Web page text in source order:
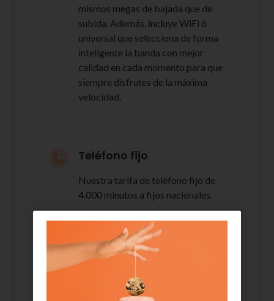
mismos megas de bajada que de
subida. Además, incluye WiFi 6
universal que selecciona de forma
inteligente la banda con mejor
calidad en cada momento para que
siempre disfrutes de la máxima
velocidad.
Teléfono fijo
Nuestra tarifa de teléfono fijo de
4.000 minutos a fijos nacionales.
2 líneas de móvil con GB
ilimitados
Gigas y más gigas a máxima